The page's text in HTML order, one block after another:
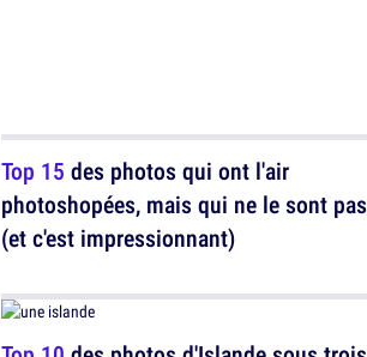
Top 15 des photos qui ont l'air
photoshopées, mais qui ne le sont pas
(et c'est impressionnant)